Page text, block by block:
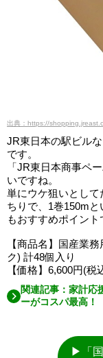
出典：https://
JR東日本の駅ビル
です。
「JR東日本商事ペ
いですね。
単にウケ狙いとし
ちりで、1巻150m
もおすすめポイント
【商品名】国産業
ク) 計48個入り
【価格】6,600円(税
関連記事：家計応
ーがコスパ最高！
▶「